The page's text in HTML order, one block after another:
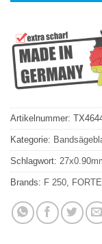
Artikelnummer:
Kategorie:
Schlagwort:
Brands: F 250 FORTE